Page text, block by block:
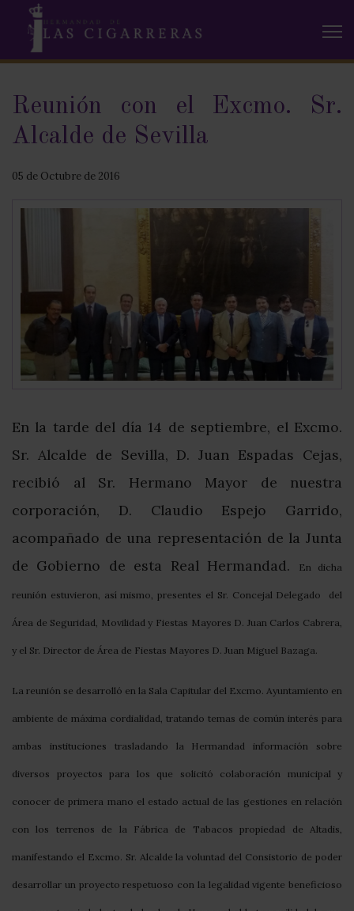
Reunión con el Excmo. Sr.
Alcalde de Sevilla
05 de Octubre de 2016
En la tarde del día 14 de septiembre, el Excmo.
Sr. Alcalde de Sevilla, D. Juan Espadas Cejas,
recibió al Sr. Hermano Mayor de nuestra
corporación, D. Claudio Espejo Garrido,
acompañado de una representación de la Junta
de Gobierno de esta Real Hermandad.
En dicha
reunión estuvieron, así mismo, presentes el Sr. Concejal Delegado del
Área de Seguridad, Movilidad y Fiestas Mayores D. Juan Carlos Cabrera,
y el Sr. Director de Área de Fiestas Mayores D. Juan Miguel Bazaga.
La reunión se desarrolló en la Sala Capitular del Excmo. Ayuntamiento en
ambiente de máxima cordialidad, tratando temas de común interés para
ambas instituciones trasladando la Hermandad información sobre
diversos proyectos para los que solicitó colaboración municipal y
conocer de primera mano el estado actual de las gestiones en relación
con los terrenos de la Fábrica de Tabacos propiedad de Altadis,
manifestando el Excmo. Sr. Alcalde la voluntad del Consistorio de poder
desarrollar un proyecto respetuoso con la legalidad vigente beneficioso